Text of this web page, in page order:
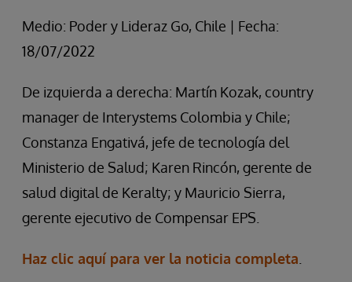
Medio: Poder y Lideraz Go, Chile | Fecha:
18/07/2022
De izquierda a derecha: Martín Kozak, country
manager de Interystems Colombia y Chile;
Constanza Engativá, jefe de tecnología del
Ministerio de Salud; Karen Rincón, gerente de
salud digital de Keralty; y Mauricio Sierra,
gerente ejecutivo de Compensar EPS.
Haz clic aquí para ver la noticia completa